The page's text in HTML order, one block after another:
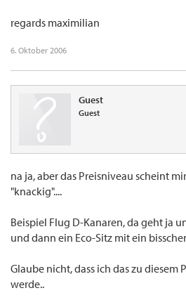
regards maximilian
6. Oktober 2006
Guest
Guest
na ja, aber das Preisniveau scheint
"knackig"....
Beispiel Flug D-Kanaren, da geht ja
und dann ein Eco-Sitz mit ein
Glaube nicht, dass ich das zu diesem
werde..